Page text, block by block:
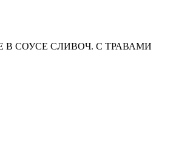
В СОУСЕ СЛИВОЧ. С ТРАВАМИ